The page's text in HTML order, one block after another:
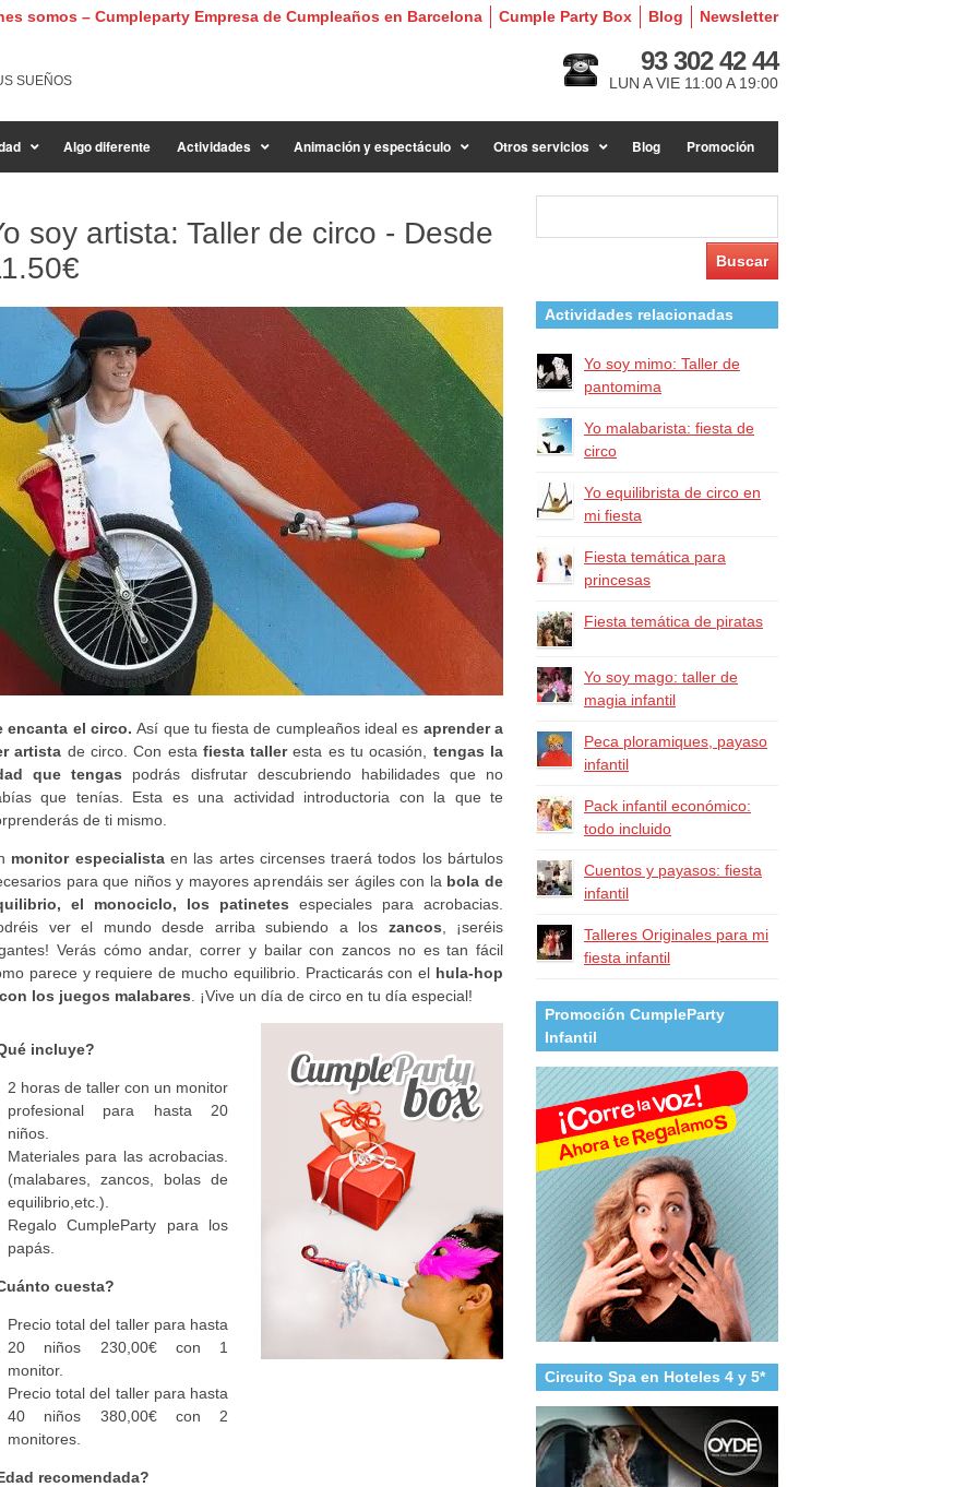
Newsletter
Blog
Cumple Party Box
somos – Cumpleparty Empresa de Cumpleaños en Barcelona
SUEÑOS
93 302 42 44
LUN A VIE 11:00 A 19:00
Algo diferente Actividades Animación y espectáculo Otros servicios Blog Promoción
soy artista: Taller de circo - Desde
encanta el circo. Así que tu fiesta de cumpleaños ideal es aprender a
artista de circo. Con esta fiesta talleresta es tu ocasión, tengas la
que tengas podrás disfrutar descubriendo habilidades que no
que tenías. Esta es una actividad introductoria con la que te
de ti mismo.
monitor especialistaen las artes circenses traerá todos los bártulos
para que niños y mayores aprendáis ser ágiles con la bola de
el monociclo, los patinetes especiales para acrobacias.
ver el mundo desde arriba subiendo a los zancos , ¡seréis
Verás cómo andar, correr y bailar con zancos no es tan fácil
parece y requiere de mucho equilibrio. Practicarás con el hula-hop
los juegos malabares . ¡Vive un día de circo en tu día especial!
incluye?
2 horas de taller con un monitor
profesional para hasta 20
niños.
Materiales para las acrobacias.
(malabares, zancos, bolas de
equilibrio,etc.).
Regalo CumpleParty para los
papás.
cuesta?
Precio total del taller para hasta
20 niños 230,00€ con 1
monitor.
Precio total del taller para hasta
40 niños 380,00€ con 2
monitores.
recomendada?
Actividades relacionadas
Yo soy mimo: Taller de
pantomima
Yo malabarista: fiesta de
circo
Yo equilibrista de circo en
mi fiesta
Fiesta temática para
princesas
Fiesta temática de piratas
Yo soy mago: taller de
magia infantil
Peca ploramiques, payaso
infantil
Pack infantil económico:
todo incluido
Cuentos y payasos: fiesta
infantil
Talleres Originales para mi
fiesta infantil
Promoción CumpleParty
Infantil
Circuito Spa en Hoteles 4 y 5*